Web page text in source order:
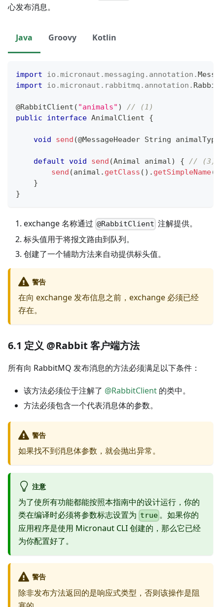
心发布消息。
Java Groovy Kotlin
import io .micronaut .messaging . annotation .
import
io .micronaut . rabbitmq . annotation .
@RabbitClient ( "animals" )
// (1)
public
interface AnimalClient {
void send (@MessageHeader String animalType
default void send (Animal animal) {
// (3)
send (animal . getClass ( ) . getSimpleName(
}
}
exchange 名称通过 @RabbitClient 注解提供。
标头值用于将报文路由到队列。
创建了一个辅助方法来自动提供标头值。
警告
在向 exchange 发布信息之前，exchange 必须已经
存在。
6.1 定义 @Rabbit 客户端方法
所有向 RabbitMQ 发布消息的方法必须满足以下条件：
该方法必须位于注解了 @RabbitClient 的类中。
方法必须包含一个代表消息体的参数。
警告
如果找不到消息体参数，就会抛出异常。
注意
为了使所有功能都能按照本指南中的设计运行，你的
类在编译时必须将参数标志设置为 true 。如果你的
应用程序是使用 Micronaut CLI 创建的，那么它已经
为你配置好了。
警告
除非发布方法返回的是响应式类型，否则该操作是阻